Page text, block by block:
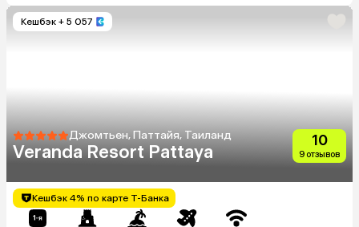
Кешбэк + 5 057
Джомтьен, Паттайя, Таиланд
Veranda Resort Pattaya
10
9 отзывов
Кешбэк 4% по карте Т-Банка